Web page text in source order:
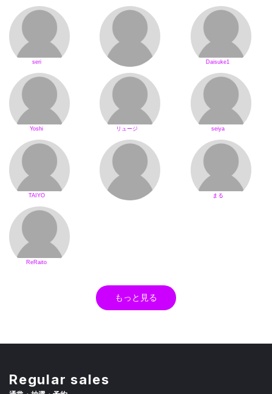
seri Daisuke1
Yoshi リュージ seiya
TAIYO まる
ReRaito
もっと見る
Regular sales